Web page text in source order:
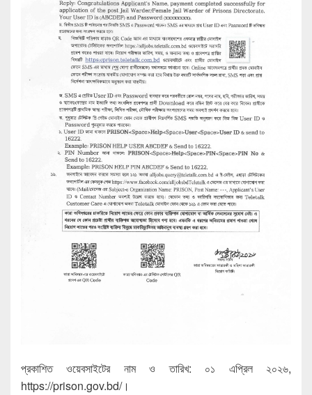
প্রকাশিত ওয়েবসাইটের নাম ও তারিখ: ০১ এপ্রিল ২০২৬,
https://prison.gov.bd/।